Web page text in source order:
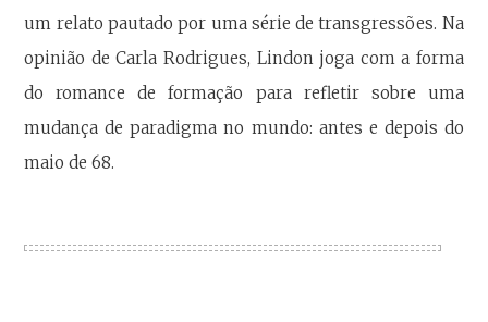
um relato pautado por uma série de transgressões. Na
opinião de Carla Rodrigues, Lindon joga com a forma
do romance de formação para refletir sobre uma
mudança de paradigma no mundo: antes e depois do
maio de 68.